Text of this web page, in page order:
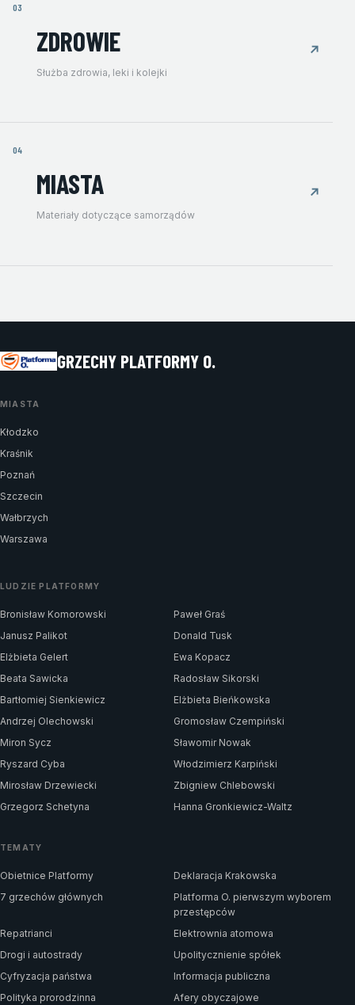
03
ZDROWIE
Służba zdrowia, leki i kolejki
↗
04
MIASTA
Materiały dotyczące samorządów
↗
GRZECHY PLATFORMY O.
MIASTA
Kłodzko
Kraśnik
Poznań
Szczecin
Wałbrzych
Warszawa
LUDZIE PLATFORMY
Bronisław Komorowski
Paweł Graś
Janusz Palikot
Donald Tusk
Elżbieta Gelert
Ewa Kopacz
Beata Sawicka
Radosław Sikorski
Bartłomiej Sienkiewicz
Elżbieta Bieńkowska
Andrzej Olechowski
Gromosław Czempiński
Miron Sycz
Sławomir Nowak
Ryszard Cyba
Włodzimierz Karpiński
Mirosław Drzewiecki
Zbigniew Chlebowski
Grzegorz Schetyna
Hanna Gronkiewicz-Waltz
TEMATY
Obietnice Platformy
Deklaracja Krakowska
7 grzechów głównych
Platforma O. pierwszym wyborem
przestępców
Repatrianci
Elektrownia atomowa
Drogi i autostrady
Upolitycznienie spółek
Cyfryzacja państwa
Informacja publiczna
Polityka prorodzinna
Afery obyczajowe